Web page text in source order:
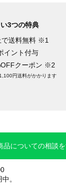
3つの特典
で送料無料 ※1
イント付与
クーポン ※2
円送料がかかります
品についての相談
。